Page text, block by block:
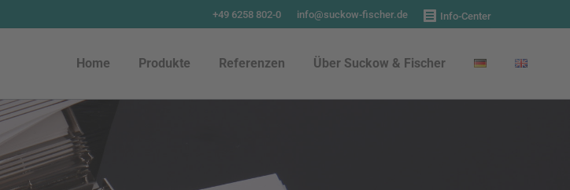
+49 6258 802-0 info@suckow-fischer.de Info-Center
Home Produkte Referenzen Über Suckow & Fischer
Home Produkte Referenzen Über Suckow & Fischer